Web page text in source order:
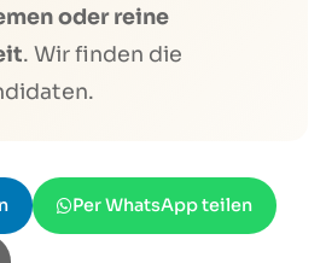
oder reine
. Wir finden die
Per WhatsApp teilen